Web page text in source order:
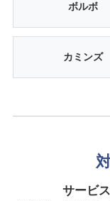
ボルボ
カミンズ
サービ